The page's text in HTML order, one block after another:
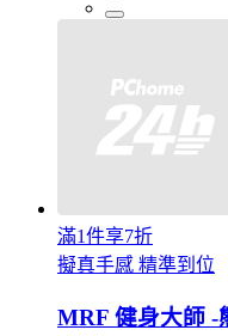
滿1件享7折
擬真手感 精準到位
MRF 健身大師 -